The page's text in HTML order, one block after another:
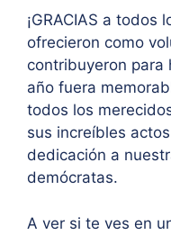
¡GRACIAS a todos
ofrecieron como
contribuyeron para
año fuera
todos los
sus increíbles
dedicación a
demócratas.
A ver si te ves en